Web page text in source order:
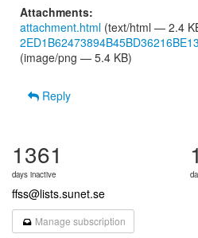
Attachments:
attachment.html (text/html — 2.4
(image/png — 5.4 KB)
Reply
1361
days inactive
ffss@lists.sunet.se
Manage subscription